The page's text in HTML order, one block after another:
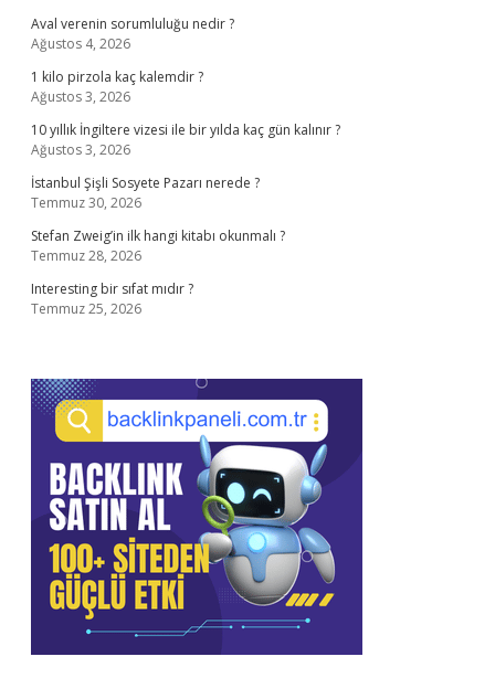
Aval verenin sorumluluğu nedir ?
Ağustos 4, 2026
1 kilo pirzola kaç kalemdir ?
Ağustos 3, 2026
10 yıllık İngiltere vizesi ile bir yılda kaç gün kalınır ?
Ağustos 3, 2026
İstanbul Şişli Sosyete Pazarı nerede ?
Temmuz 30, 2026
Stefan Zweig’in ilk hangi kitabı okunmalı ?
Temmuz 28, 2026
Interesting bir sıfat mıdır ?
Temmuz 25, 2026